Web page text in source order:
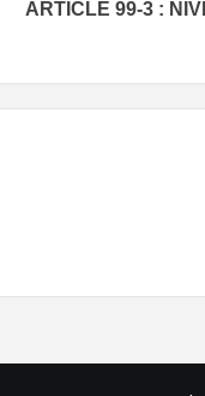
ARTICLE 99-3 :